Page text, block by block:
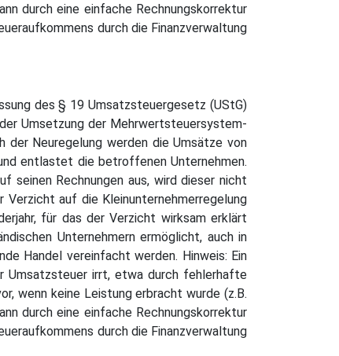
durch eine einfache Rechnungskorrektur
durch die Finanzverwaltung
des § 19 Umsatzsteuergesetz (UStG)
Umsetzung der Mehrwertsteuersystem-
der Neuregelung werden die Umsätze von
entlastet die betroffenen Unternehmen.
seinen Rechnungen aus, wird dieser nicht
auf die Kleinunternehmerregelung
für das der Verzicht wirksam erklärt
Unternehmern ermöglicht, auch in
Handel vereinfacht werden. Hinweis: Ein
Umsatzsteuer irrt, etwa durch fehlerhafte
wenn keine Leistung erbracht wurde (z.B.
durch eine einfache Rechnungskorrektur
durch die Finanzverwaltung